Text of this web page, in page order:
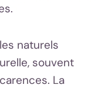
naturels
souvent
La